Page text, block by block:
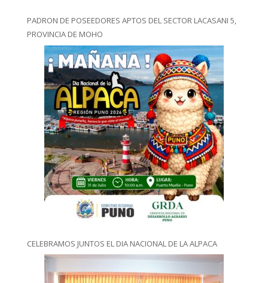
PADRON DE POSEEDORES APTOS DEL SECTOR LACASANI 5,
PROVINCIA DE MOHO
CELEBRAMOS JUNTOS EL DIA NACIONAL DE LA ALPACA